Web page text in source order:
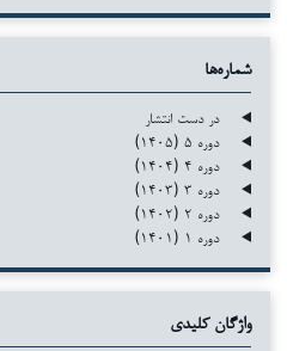
شماره‌ها
در دست انتشار
دوره ۵ (۱۴۰۵)
دوره ۴ (۱۴۰۴)
دوره ۳ (۱۴۰۳)
دوره ۲ (۱۴۰۲)
دوره ۱ (۱۴۰۱)
واژگان کلیدی